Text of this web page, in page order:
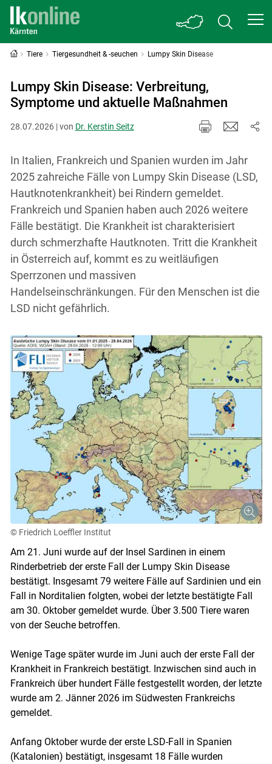
Tiere Tiergesundheit & -seuchen Lumpy Skin Disease
Lumpy Skin Disease: Verbreitung,
Symptome und aktuelle Maßnahmen
28.07.2026 | von Dr. Kerstin Seitz
In Italien, Frankreich und Spanien wurden im Jahr
2025 zahreiche Fälle von Lumpy Skin Disease (LSD,
Hautknotenkrankheit) bei Rindern gemeldet.
Frankreich und Spanien haben auch 2026 weitere
Fälle bestätigt. Die Krankheit ist charakterisiert
durch schmerzhafte Hautknoten. Tritt die Krankheit
in Österreich auf, kommt es zu weitläufigen
Sperrzonen und massiven
Handelseinschränkungen. Für den Menschen ist die
LSD nicht gefährlich.
© Friedrich Loeffler Institut
Am 21. Juni wurde auf der Insel Sardinen in einem
Rinderbetrieb der erste Fall der Lumpy Skin Disease
bestätigt. Insgesamt 79 weitere Fälle auf Sardinien und ein
Fall in Norditalien folgten, wobei der letzte bestätigte Fall
am 30. Oktober gemeldet wurde. Über 3.500 Tiere waren
von der Seuche betroffen.
Wenige Tage später wurde im Juni auch der erste Fall der
Krankheit in Frankreich bestätigt. Inzwischen sind auch in
Frankreich über hundert Fälle festgestellt worden, der letzte
wurde am 2. Jänner 2026 im Südwesten Frankreichs
gemeldet.
Anfang Oktober wurde der erste LSD-Fall in Spanien
(Katalonien) bestätigt, insgesamt 18 Fälle wurden